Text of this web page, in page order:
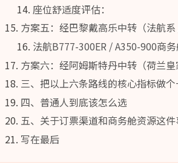
座位舒适度评估：
方案五：经巴黎戴高乐中转（法航系
法航B777-300ER / A350-900商务
方案六：经阿姆斯特丹中转（荷兰皇
三、把以上六条路线的核心指标做
四、普通人到底该怎么选
五、关于订票渠道和商务舱资源这
写在最后